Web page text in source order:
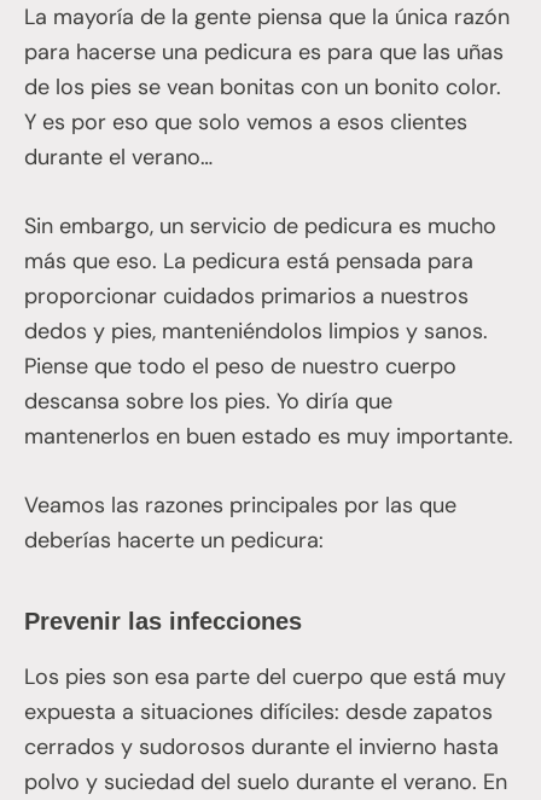
La mayoría de la gente piensa que la única razón
para hacerse una pedicura es para que las uñas
de los pies se vean bonitas con un bonito color.
Y es por eso que solo vemos a esos clientes
durante el verano…
Sin embargo, un servicio de pedicura es mucho
más que eso. La pedicura está pensada para
proporcionar cuidados primarios a nuestros
dedos y pies, manteniéndolos limpios y sanos.
Piense que todo el peso de nuestro cuerpo
descansa sobre los pies. Yo diría que
mantenerlos en buen estado es muy importante.
Veamos las razones principales por las que
deberías hacerte un pedicura:
Prevenir las infecciones
Los pies son esa parte del cuerpo que está muy
expuesta a situaciones difíciles: desde zapatos
cerrados y sudorosos durante el invierno hasta
polvo y suciedad del suelo durante el verano. En